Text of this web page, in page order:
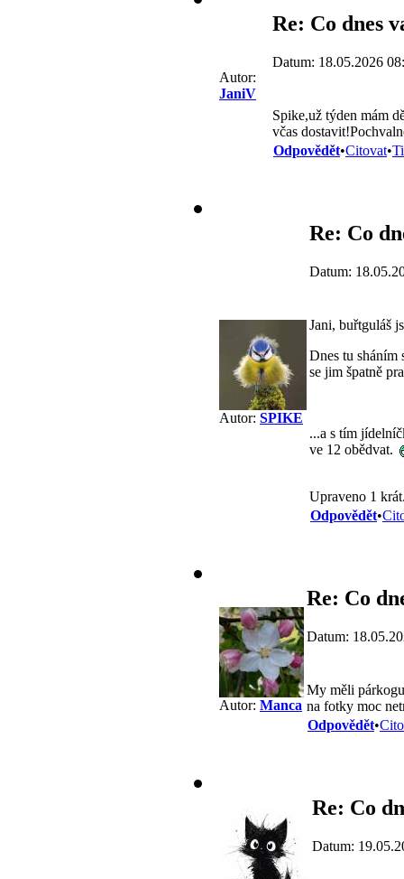
Autor:
JaniV
Re: Co dnes
Datum: 18.05.2026
Spike,už týden mám
včas
Odpovědět•Citovat•
Autor: SPIKE
Re: Co
Datum:
Jani, buřtguláš
Dnes tu sháním
se jim špatně
...a s tím
ve 12 obědvat.
Upraveno 1
Odpovědět•
Autor: Manca
Re: Co
Datum:
My měli
na fotky moc
Odpovědět•
Re: Co
Datum: